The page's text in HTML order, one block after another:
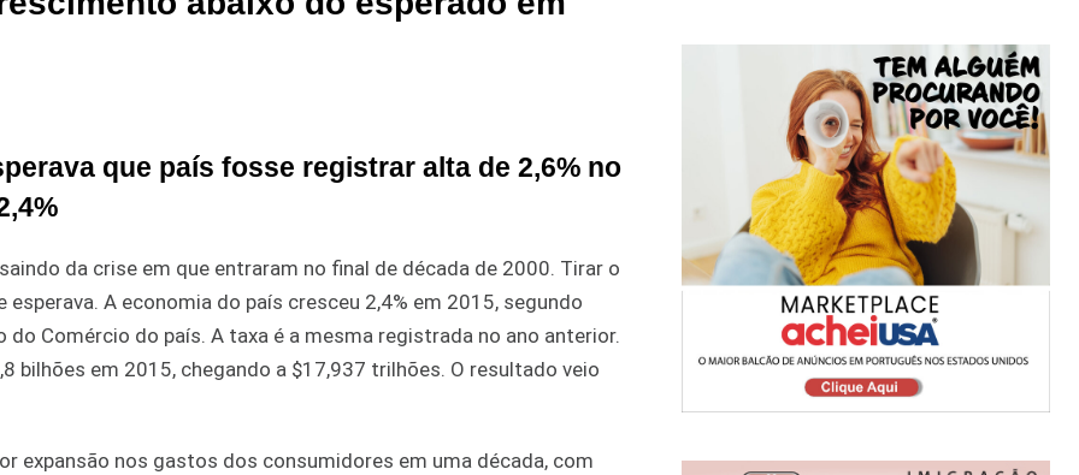
que país fosse registrar alta de 2,6% no
da crise em que entraram no final de década de 2000. Tirar o
A economia do país cresceu 2,4% em 2015, segundo
Comércio do país. A taxa é a mesma registrada no ano anterior.
bilhões em 2015, chegando a $17,937 trilhões. O resultado veio
expansão nos gastos dos consumidores em uma década, com